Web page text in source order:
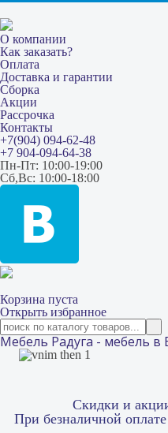
О компании
Как заказать?
Оплата
Доставка и гарантии
Сборка
Акции
Рассрочка
Контакты
+7(904) 094-62-48
+7 904-094-64-38
Пн-Пт: 10:00-19:00
Сб,Вс: 10:00-18:00
Корзина пуста
Открыть избранное
Мебель Радуга - мебель в
Скидки и
При безналичной